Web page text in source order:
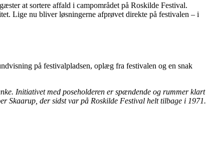
at sortere affald i campområdet på Roskilde Festival.
Lige nu bliver løsningerne afprøvet direkte på festivalen – i
på festivalpladsen, oplæg fra festivalen og en snak
Initiativet med poseholderen er spændende og rummer klart
Skaarup, der sidst var på Roskilde Festival helt tilbage i 1971.